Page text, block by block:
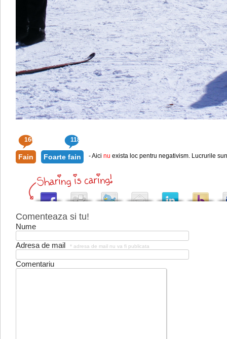
160 118
Fain Foarte fain - Aici nu exista loc pentru negativism. Lucrurile
Comenteaza si tu!
Nume
Adresa de mail * adresa de mail nu va fi publicata
Comentariu